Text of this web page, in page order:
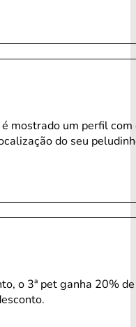
mostrado um perfil com
do seu
o 3ª pet ganha 20%